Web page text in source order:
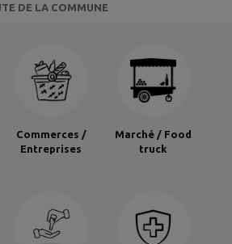
DE LA COMMUNE
Commerces /
Entreprises
Marché / Food
truck